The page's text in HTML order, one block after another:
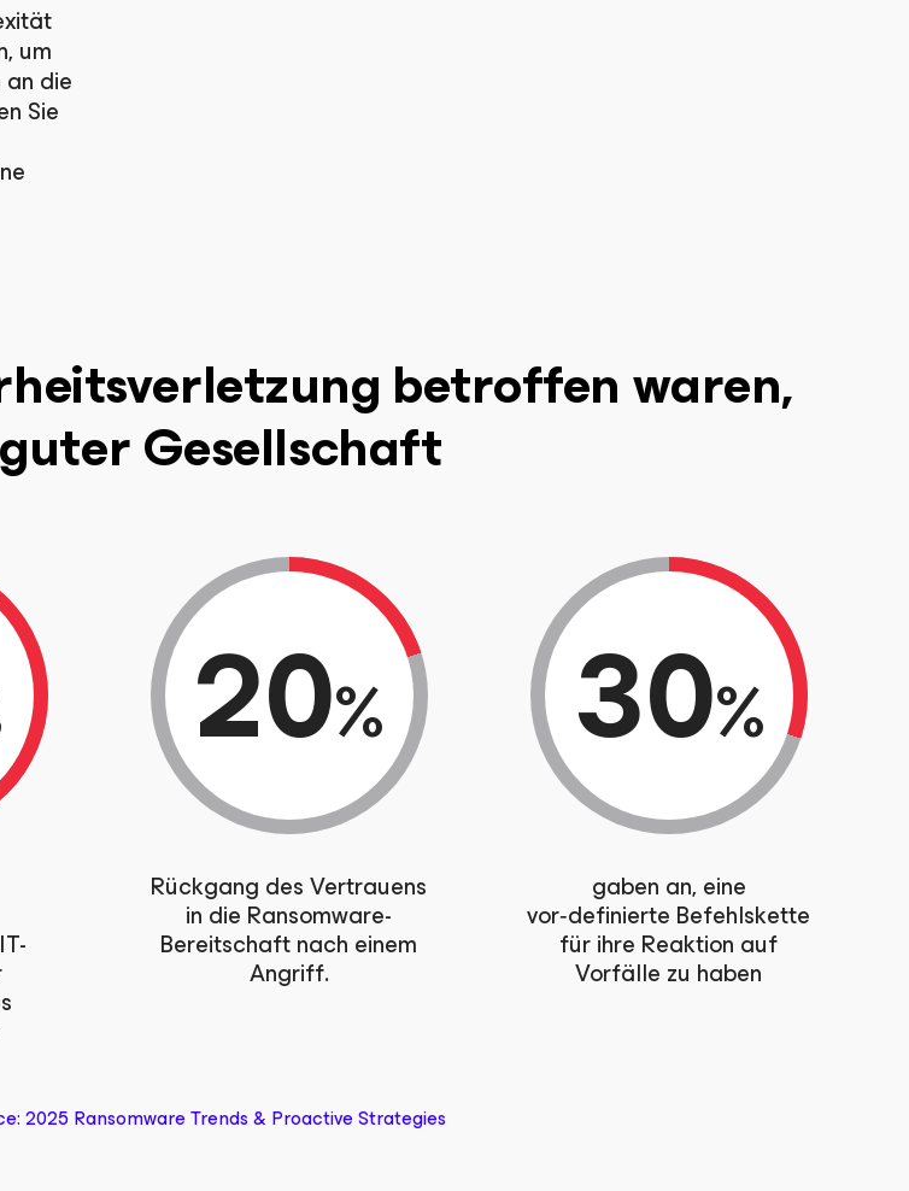
um
die
Sie
betroffen waren,
Gesellschaft
20%
Rückgang des Vertrauens
in die Ransomware-
Bereitschaft nach einem
Angriff.
30%
gaben an, eine
vor‑definierte Befehlskette
für ihre Reaktion auf
Vorfälle zu haben
2025 Ransomware Trends & Proactive Strategies